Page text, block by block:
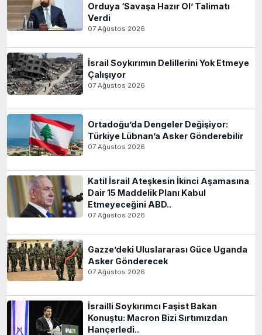
Orduya ‘Savaşa Hazır Ol’ Talimatı
Verdi
07 Ağustos 2026
İsrail Soykırımın Delillerini Yok Etmeye
Çalışıyor
07 Ağustos 2026
Ortadoğu’da Dengeler Değişiyor:
Türkiye Lübnan’a Asker Gönderebilir
07 Ağustos 2026
Katil İsrail Ateşkesin İkinci Aşamasına
Dair 15 Maddelik Planı Kabul
Etmeyeceğini ABD..
07 Ağustos 2026
Gazze’deki Uluslararası Güce Uganda
Asker Gönderecek
07 Ağustos 2026
İsrailli Soykırımcı Faşist Bakan
Konuştu: Macron Bizi Sırtımızdan
Hançerledi..